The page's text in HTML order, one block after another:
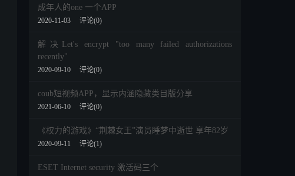
成年人的one 一个APP
2020-11-03 评论(0)
解决Let's encrypt "too many failed authorizations
recently"
2020-09-10 评论(0)
coub短视频APP，显示内涵隐藏类目版分享
2021-06-10 评论(0)
《权力的游戏》“荆棘女王”演员睡梦中逝世 享年82岁
2020-09-11 评论(1)
ESET Internet security 激活码三个